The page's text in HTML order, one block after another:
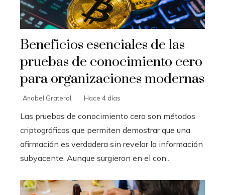
Beneficios esenciales de las
pruebas de conocimiento cero
para organizaciones modernas
Anabel Graterol Hace 4 días
Las pruebas de conocimiento cero son métodos
criptográficos que permiten demostrar que una
afirmación es verdadera sin revelar la información
subyacente. Aunque surgieron en el con...